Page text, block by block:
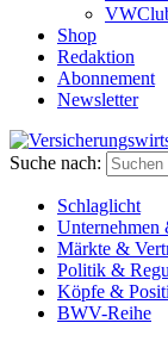
Shop
Redaktion
Abonnement
Newsletter
Suche nach:
Schlaglicht
Unternehmen
Märkte &
Politik &
Köpfe &
BWV-Reihe